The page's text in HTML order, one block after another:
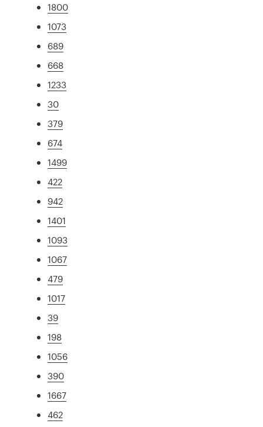
1800
1073
689
668
1233
30
379
674
1499
422
942
1401
1093
1067
479
1017
39
198
1056
390
1667
462